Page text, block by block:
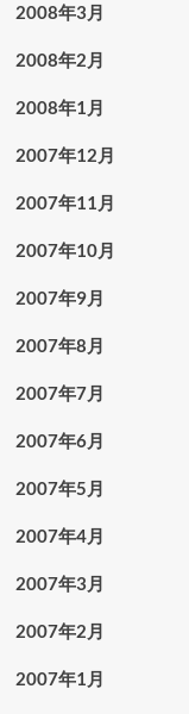
2008年3月
2008年2月
2008年1月
2007年12月
2007年11月
2007年10月
2007年9月
2007年8月
2007年7月
2007年6月
2007年5月
2007年4月
2007年3月
2007年2月
2007年1月